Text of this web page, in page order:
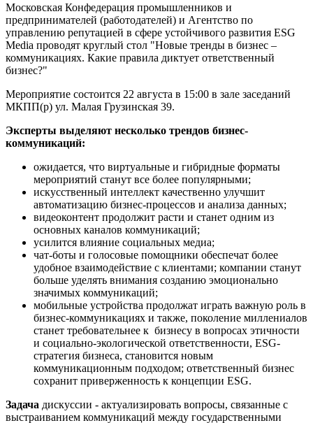
Московская Конфедерация промышленников и
предпринимателей (работодателей) и Агентство по
управлению репутацией в сфере устойчивого развития ESG
Media проводят круглый стол "Новые тренды в бизнес –
коммуникациях. Какие правила диктует ответственный
бизнес?"
Мероприятие состоится 22 августа в 15:00 в зале заседаний
МКПП(р) ул. Малая Грузинская 39.
Эксперты выделяют несколько трендов бизнес-
коммуникаций:
ожидается, что виртуальные и гибридные форматы
мероприятий станут все более популярными;
искусственный интеллект качественно улучшит
автоматизацию бизнес-процессов и анализа данных;
видеоконтент продолжит расти и станет одним из
основных каналов коммуникаций;
усилится влияние социальных медиа;
чат-боты и голосовые помощники обеспечат более
удобное взаимодействие с клиентами; компании станут
больше уделять внимания созданию эмоционально
значимых коммуникаций;
мобильные устройства продолжат играть важную роль в
бизнес-коммуникациях и также, поколение миллениалов
станет требовательнее к бизнесу в вопросах этичности
и социально-экологической ответственности, ESG-
стратегия бизнеса, становится новым
коммуникационным подходом; ответственный бизнес
сохранит приверженность к концепции ESG.
Задача дискуссии - актуализировать вопросы, связанные с
выстраиванием коммуникаций между государственными